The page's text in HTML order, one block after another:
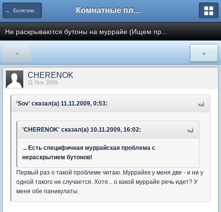
← Болезни и вредители плодовых культур Комнатные плодовые экзоты
Не раскрываются бутоны на муррайе (Ищем пр...
« »
CHERENOK
11 Nov 2009
'Sov' сказал(а) 11.11.2009, 0:53:
'CHERENOK' сказал(а) 10.11.2009, 16:02:
... Есть специфичная муррайская проблема с
нераскрытием бутонов!
Первый раз о такой проблеме читаю. Муррайек у меня две - и ни у
одной такого не случается. Хотя... о какой муррайе речь идет? У
меня обе паникулаты.